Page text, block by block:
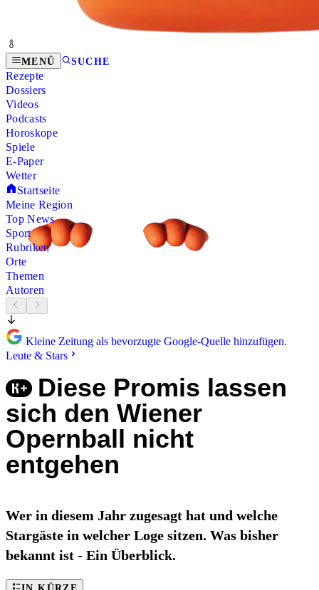
MENÜ SUCHE
Rezepte
Dossiers
Videos
Podcasts
Horoskope
Spiele
E-Paper
Wetter
Startseite
Meine Region
Top News
Sport
Rubriken
Orte
Themen
Autoren
Kleine Zeitung als bevorzugte Google-Quelle hinzufügen.
Leute & Stars
Diese Promis lassen
sich den Wiener
Opernball nicht
entgehen
Wer in diesem Jahr zugesagt hat und welche
Stargäste in welcher Loge sitzen. Was bisher
bekannt ist - Ein Überblick.